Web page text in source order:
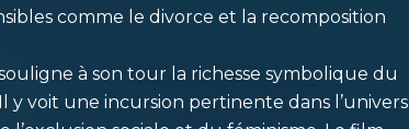
comme le divorce et la recomposition
à son tour la richesse symbolique du
y voit une incursion pertinente dans l’univers